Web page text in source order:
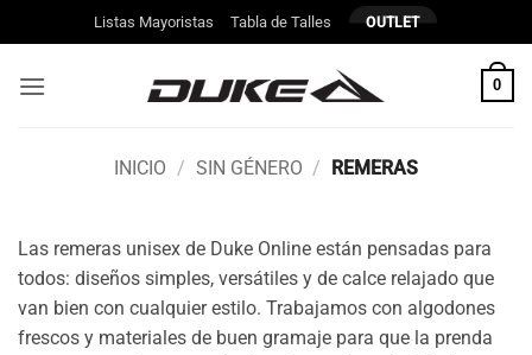
al
contenido
Listas Mayoristas Tabla de Talles OUTLET
0
INICIO / SIN GÉNERO / REMERAS
Las remeras unisex de Duke Online están pensadas para
todos: diseños simples, versátiles y de calce relajado que
van bien con cualquier estilo. Trabajamos con algodones
frescos y materiales de buen gramaje para que la prenda